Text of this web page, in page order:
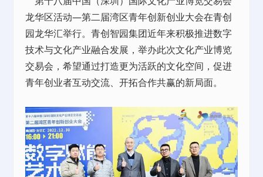
龙华区活动—第二届湾区青年创新创业大会在青创
园龙华汇举行。青创智园集团近年来积极推进数字
技术与文化产业融合发展，举办此次文化产业博览
交易会，希望通过打造更为活跃的文化空间，促进
青年创业者互动交流、开拓合作共赢的新局面。